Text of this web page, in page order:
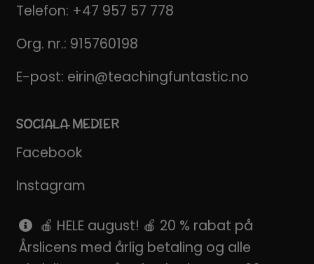
Telefon: +47 957 57 778
Org. nr.: 915760198
E-post: eirin@teachingfuntastic.no
SOCIALA MEDIER
Facebook
Instagram
Pinterest
SnapChat
🍎 HELE august! 🍎 20 % rabat på
Årslicens med årlig betaling og alle